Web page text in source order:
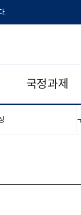
.
국정과제